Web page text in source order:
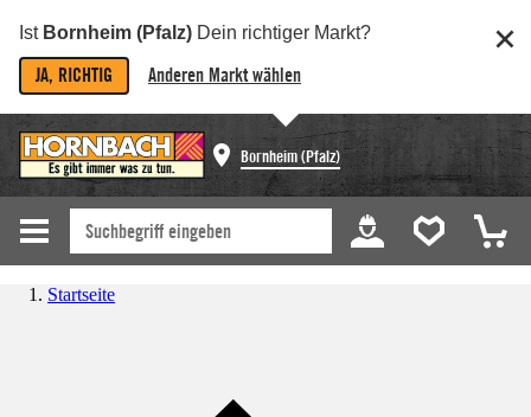
Ist Bornheim (Pfalz) Dein richtiger Markt?
JA, RICHTIG Anderen Markt wählen
Bornheim (Pfalz)
Startseite